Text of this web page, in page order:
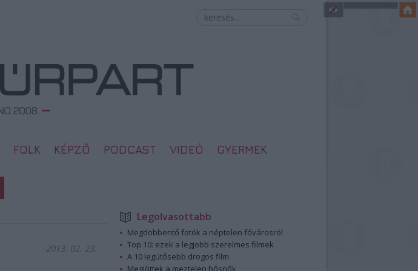
FOLK KÉPZŐ PODCAST VIDEÓ GYERMEK
2013. 02. 23.
Legolvasottabb
Megdöbbentő fotók a néptelen fővárosról
Top 10: ezek a legjobb szerelmes filmek
A 10 legütősebb drogos film
Megjöttek a meztelen hősnők